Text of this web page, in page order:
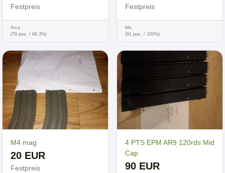
Festpreis
Arca
(79 pos. / 96.3%)
Festpreis
Mo
(61 pos. / 100%)
M4 mag
20 EUR
Festpreis
4 PTS EPM AR9 120rds Mid
Cap
90 EUR